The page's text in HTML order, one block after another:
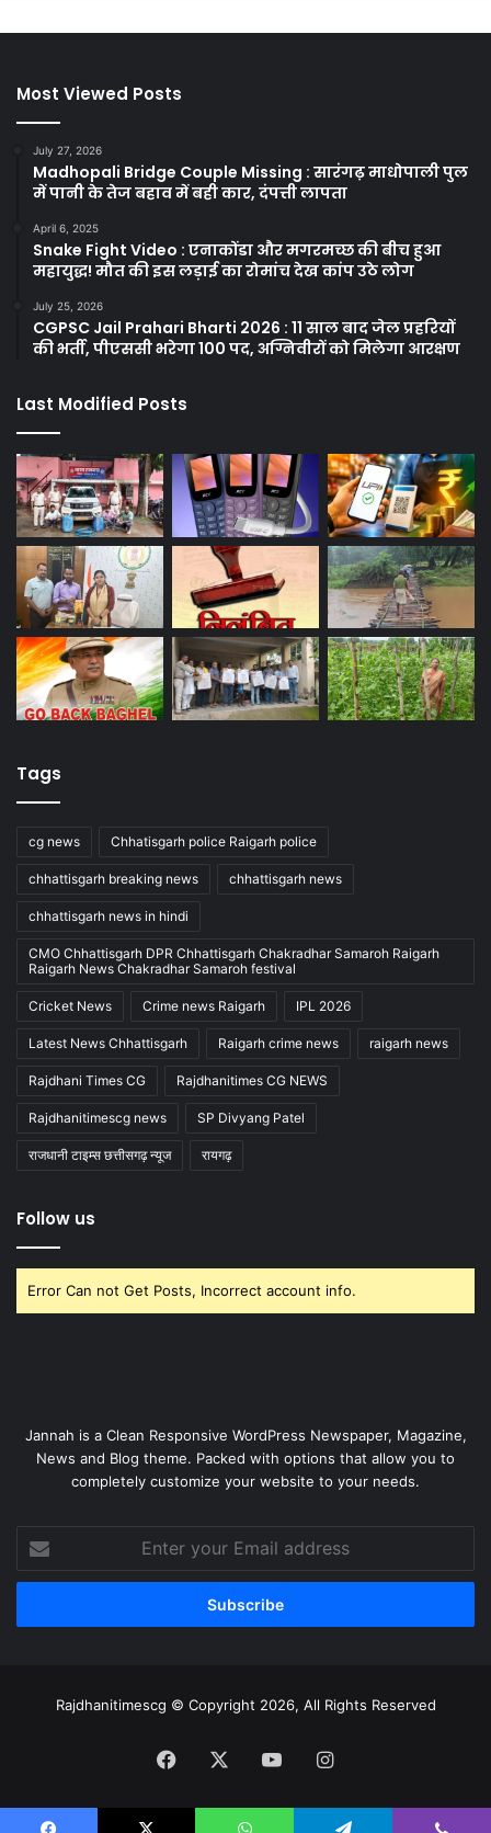
Most Viewed Posts
July 27, 2026
Madhopali Bridge Couple Missing : सारंगढ़ माधोपाली पुल
में पानी के तेज बहाव में बही कार, दंपत्ती लापता
April 6, 2025
Snake Fight Video : एनाकोंडा और मगरमच्छ की बीच हुआ
महायुद्ध! मौत की इस लड़ाई का रोमांच देख कांप उठे लोग
July 25, 2026
CGPSC Jail Prahari Bharti 2026 : 11 साल बाद जेल प्रहरियों
की भर्ती, पीएससी भरेगा 100 पद, अग्निवीरों को मिलेगा आरक्षण
Last Modified Posts
Tags
cg news Chhatisgarh police Raigarh police
chhattisgarh breaking news chhattisgarh news
chhattisgarh news in hindi
CMO Chhattisgarh DPR Chhattisgarh Chakradhar Samaroh Raigarh
Raigarh News Chakradhar Samaroh festival
Cricket News Crime news Raigarh IPL 2026
Latest News Chhattisgarh Raigarh crime news raigarh news
Rajdhani Times CG Rajdhanitimes CG NEWS
Rajdhanitimescg news SP Divyang Patel
राजधानी टाइम्स छत्तीसगढ़ न्यूज रायगढ़
Follow us
Error Can not Get Posts, Incorrect account info.
Jannah is a Clean Responsive WordPress Newspaper, Magazine,
News and Blog theme. Packed with options that allow you to
completely customize your website to your needs.
your
Email
Rajdhanitimescg © Copyright 2026, All Rights Reserved
Facebook YouTubeInstagram